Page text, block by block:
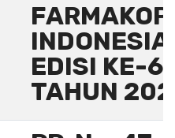
INDONESIA
EDISI KE-6
TAHUN